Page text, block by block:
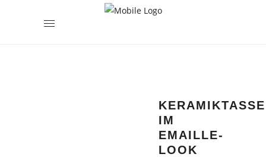
KERAMIKTASSE
IM
EMAILLE-
LOOK